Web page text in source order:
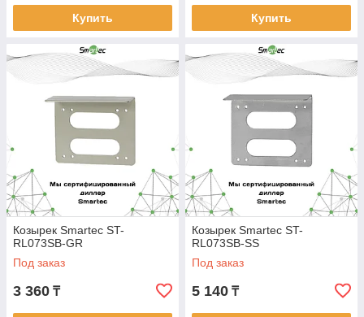
Купить Купить
Козырек Smartec ST-
RL073SB-GR
Под заказ
3 360 ₸
Козырек Smartec ST-
RL073SB-SS
Под заказ
5 140 ₸